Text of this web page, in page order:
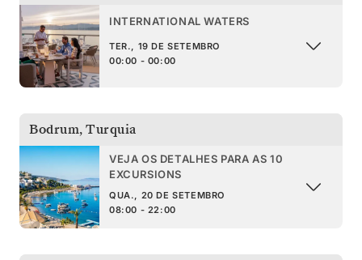
INTERNATIONAL WATERS
TER., 19 DE SETEMBRO
00:00 - 00:00
Bodrum,Turquia
VEJA OS DETALHES PARA AS 10
EXCURSIONS
QUA., 20 DE SETEMBRO
08:00 - 22:00